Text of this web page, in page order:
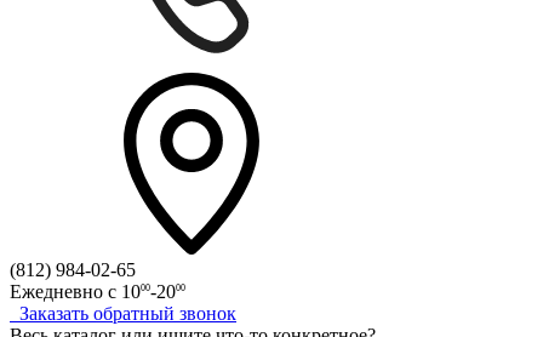
(812) 984-02-65
Ежедневно с 1000-2000
Заказать обратный звонок